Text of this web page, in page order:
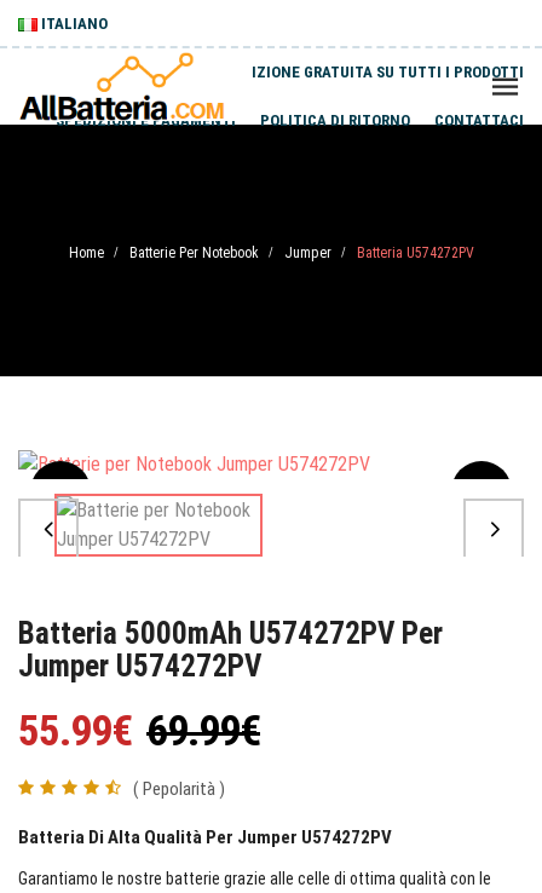
ITALIANO
SPEDIZIONE GRATUITA SU TUTTI I PRODOTTI
SPEDIZIONI E PAGAMENTI POLITICA DI RITORNO CONTATTACI
Home / Batterie Per Notebook / Jumper / Batteria U574272PV
Sale
Batteria 5000mAh U574272PV Per
Jumper U574272PV
55.99€ 69.99€
( Pepolarità )
Batteria Di Alta Qualità Per Jumper U574272PV
Garantiamo le nostre batterie grazie alle celle di ottima qualità con le